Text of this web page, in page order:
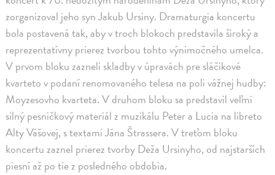
zorganizoval jeho syn Jakub Ursiny. Dramaturgia koncertu
bola postavená tak, aby v troch blokoch predstavila široký a
reprezentatívny prierez tvorbou tohto výnimočného umelca.
V prvom bloku zazneli skladby v úpravách pre sláčikové
kvarteto v podaní renomovaného telesa na poli vážnej hudby:
Moyzesovho kvarteta. V druhom bloku sa predstavil veľmi
silný pesničkový materiál z muzikálu Peter a Lucia na libreto
Alty Vášovej, s textami Jána Štrassera. V treťom bloku
koncertu zaznel prierez tvorby Deža Ursinyho, od najstarších
piesní až po tie z posledného obdobia.